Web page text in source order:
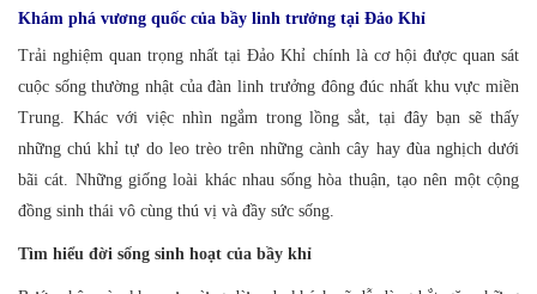
Khám phá vương quốc của bầy linh trưởng tại Đảo Khỉ
Trải nghiệm quan trọng nhất tại Đảo Khỉ chính là cơ hội được quan sát
cuộc sống thường nhật của đàn linh trưởng đông đúc nhất khu vực miền
Trung. Khác với việc nhìn ngắm trong lồng sắt, tại đây bạn sẽ thấy
những chú khỉ tự do leo trèo trên những cành cây hay đùa nghịch dưới
bãi cát. Những giống loài khác nhau sống hòa thuận, tạo nên một cộng
đồng sinh thái vô cùng thú vị và đầy sức sống.
Tìm hiểu đời sống sinh hoạt của bầy khỉ